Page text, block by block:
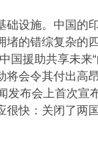
础设施。中国的
堵的错综复杂的
国援助共享未来
将会令其付出高
发布会上首次宣
快：关闭了两